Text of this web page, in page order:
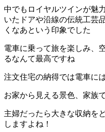
中でもロイヤルツインが魅
いたドアや沿線の伝統工芸
くなあという印象でした
電車に乗って旅を楽しみ、
るなんて最高ですね
注文住宅の納得では電車に
お家から見える景色、家族
主婦だったら大きな収納を
しますよね！